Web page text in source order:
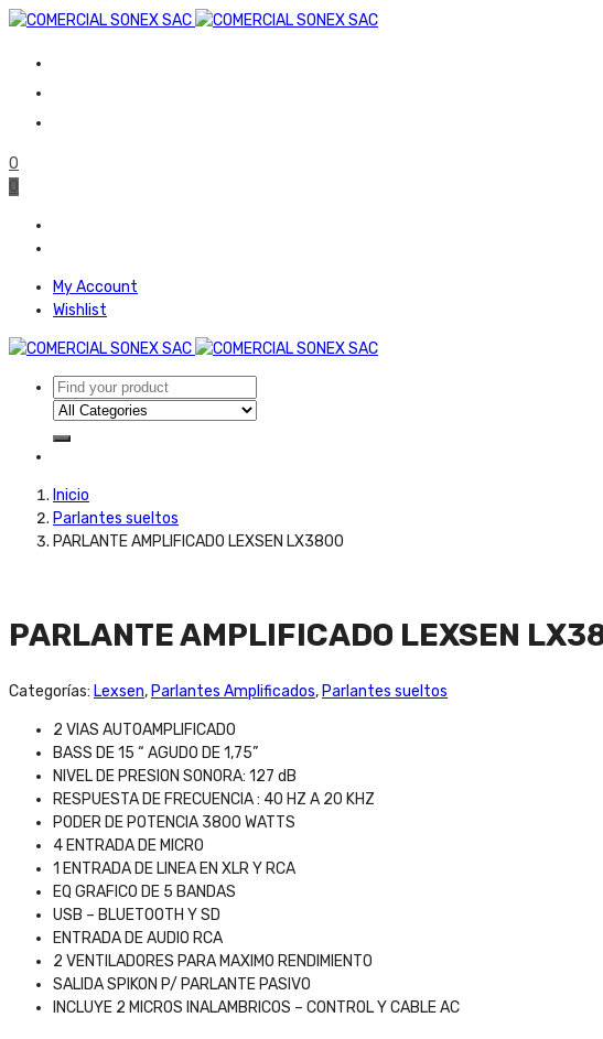
0
0
My Account
Wishlist
Inicio
Parlantes sueltos
PARLANTE AMPLIFICADO LEXSEN LX3800
PARLANTE AMPLIFICADO LEXSEN
Categorías: Lexsen, Parlantes Amplificados, Parlantes sueltos
2 VIAS AUTOAMPLIFICADO
BASS DE 15 “ AGUDO DE 1,75”
NIVEL DE PRESION SONORA: 127 dB
RESPUESTA DE FRECUENCIA : 40 HZ A 20 KHZ
PODER DE POTENCIA 3800 WATTS
4 ENTRADA DE MICRO
1 ENTRADA DE LINEA EN XLR Y RCA
EQ GRAFICO DE 5 BANDAS
USB – BLUETOOTH Y SD
ENTRADA DE AUDIO RCA
2 VENTILADORES PARA MAXIMO RENDIMIENTO
SALIDA SPIKON P/ PARLANTE PASIVO
INCLUYE 2 MICROS INALAMBRICOS – CONTROL Y CABLE AC